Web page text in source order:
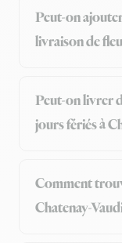
Peut-on
livraison de
Peut-on livrer
jours fériés à
Comment
Chatenay-